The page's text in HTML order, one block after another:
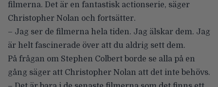
filmerna. Det är en fantastisk actionserie, säger
Christopher Nolan och fortsätter.
– Jag ser de filmerna hela tiden. Jag älskar dem. Jag
är helt fascinerade över att du aldrig sett dem.
På frågan om Stephen Colbert borde se alla på en
gång säger att Christopher Nolan att det inte behövs.